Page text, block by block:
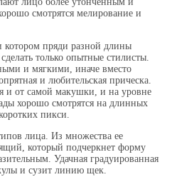
смотрятся мелирование и
пряди разной длины
только опытные стилисты.
и мягкими, иначе вместо
и любительская прическа.
и от самой макушки, и на уровне
хорошо смотрятся на длинных
пикси.
лица. Из множества ее
который подчеркнет форму
Удачная градуированная
и сузит линию щек.